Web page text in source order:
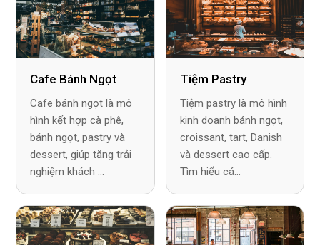
Cafe Bánh Ngọt
Cafe bánh ngọt là mô
hình kết hợp cà phê,
bánh ngọt, pastry và
dessert, giúp tăng trải
nghiệm khách ...
Tiệm Pastry
Tiệm pastry là mô hình
kinh doanh bánh ngọt,
croissant, tart, Danish
và dessert cao cấp.
Tìm hiểu cá...